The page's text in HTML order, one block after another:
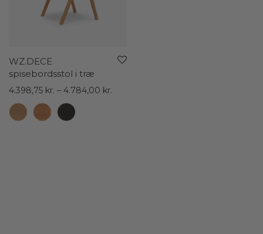
WZ.DECE
spisebordsstol i træ
4.398,75 kr. – 4.784,00 kr.